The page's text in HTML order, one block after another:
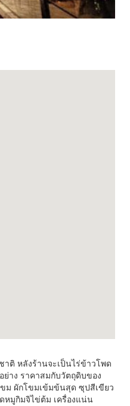
ติ หลังร้านจะเป็นไร่ข้าวโพด
าง ราคาสมกับวัตถุดิบของ
ม ผักโขมเข้มข้นสุด ซุปสีเขียว
หมูกิมจิไข่ต้ม เครื่องแน่น